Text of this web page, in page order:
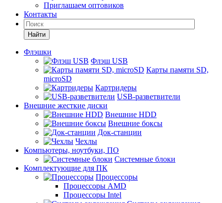
Приглашаем оптовиков
Контакты
Найти
Флэшки
Флэш USB
Карты памяти SD,
microSD
Картридеры
USB-разветвители
Внешние жесткие диски
Внешние HDD
Внешние боксы
Док-станции
Чехлы
Компьютеры, ноутбуки, ПО
Системные блоки
Комплектующие для ПК
Процессоры
Процессоры AMD
Процессоры Intel